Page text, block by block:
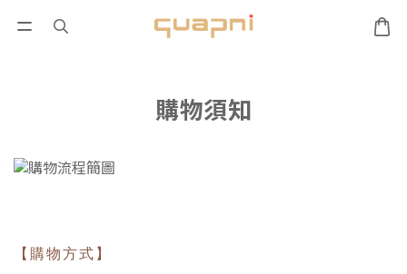
購物須知
【購物方式】